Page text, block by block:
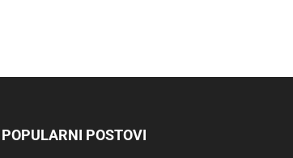
POPULARNI POSTOVI